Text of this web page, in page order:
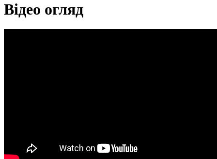
Відео огляд